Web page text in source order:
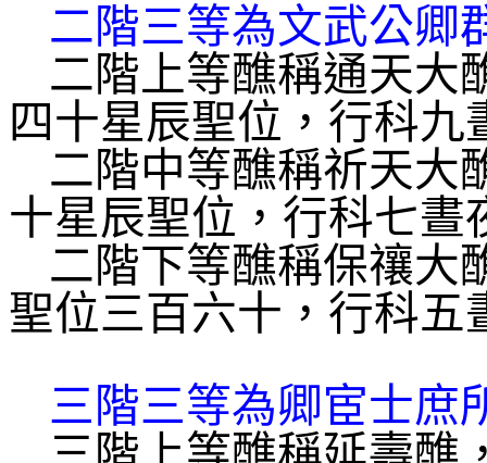
二階三等為文武公卿
二階上等醮稱通天大
四十星辰聖位，行科九
二階中等醮稱祈天大
十星辰聖位，行科七晝
二階下等醮稱保禳大
聖位三百六十，行科五
三階三等為卿宦士庶